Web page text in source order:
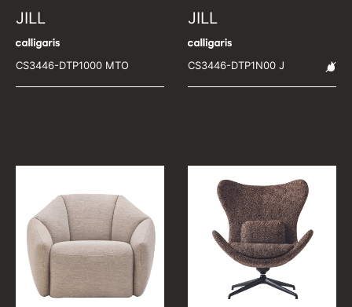
JILL
CS3446-DTP1000 MTO
JILL
CS3446-DTP1N00 J